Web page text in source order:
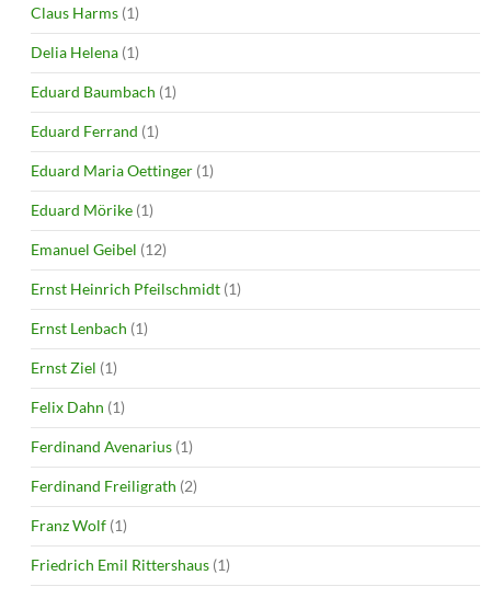
Claus Harms (1)
Delia Helena (1)
Eduard Baumbach (1)
Eduard Ferrand (1)
Eduard Maria Oettinger (1)
Eduard Mörike (1)
Emanuel Geibel (12)
Ernst Heinrich Pfeilschmidt (1)
Ernst Lenbach (1)
Ernst Ziel (1)
Felix Dahn (1)
Ferdinand Avenarius (1)
Ferdinand Freiligrath (2)
Franz Wolf (1)
Friedrich Emil Rittershaus (1)